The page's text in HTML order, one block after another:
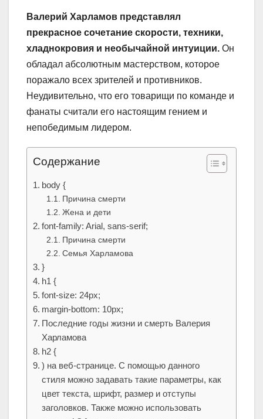
Валерий Харламов представлял
прекрасное сочетание скорости, техники,
хладнокровия и необычайной интуиции. Он
обладал абсолютным мастерством, которое
поражало всех зрителей и противников.
Неудивительно, что его товарищи по команде и
фанаты считали его настоящим гением и
непобедимым лидером.
Содержание
body {
Причина смерти
Жена и дети
font-family: Arial, sans-serif;
Причина смерти
Семья Харламова
}
h1 {
font-size: 24px;
margin-bottom: 10px;
Последние годы жизни и смерть Валерия
Харламова
h2 {
) на веб-странице. С помощью данного
стиля можно задавать такие параметры, как
цвет текста, шрифт, размер и отступы
заголовков. Также можно использовать